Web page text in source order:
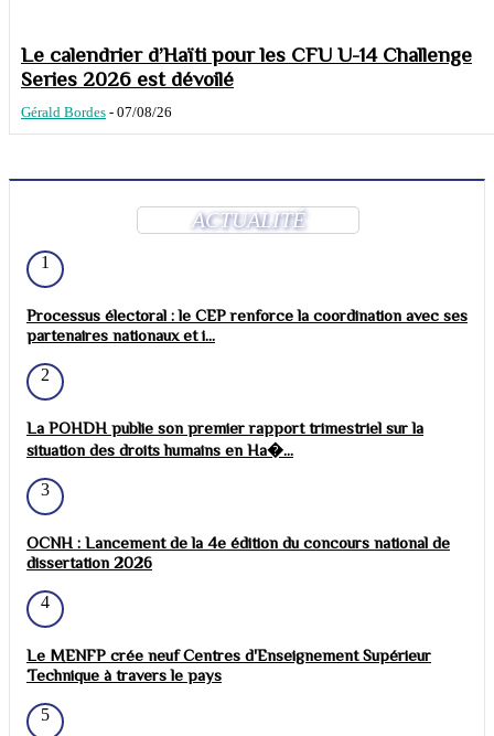
Le calendrier d’Haïti pour les CFU U-14 Challenge
Series 2026 est dévoilé
Gérald Bordes - 07/08/26
ACTUALITÉ
1
Processus électoral : le CEP renforce la coordination avec ses
partenaires nationaux et i...
2
La POHDH publie son premier rapport trimestriel sur la
situation des droits humains en Ha�...
3
OCNH : Lancement de la 4e édition du concours national de
dissertation 2026
4
Le MENFP crée neuf Centres d'Enseignement Supérieur
Technique à travers le pays
5